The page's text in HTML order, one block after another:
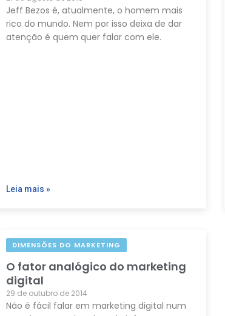
Jeff Bezos é, atualmente, o homem mais
rico do mundo. Nem por isso deixa de dar
atenção é quem quer falar com ele.
Leia mais »
DIMENSÕES DO MARKETING
O fator analógico do marketing
digital
29 de outubro de 2014
Não é fácil falar em marketing digital num